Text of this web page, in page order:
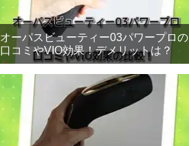
オーパスビューティー03パワープロの
口コミやVIO効果！デメリットは？